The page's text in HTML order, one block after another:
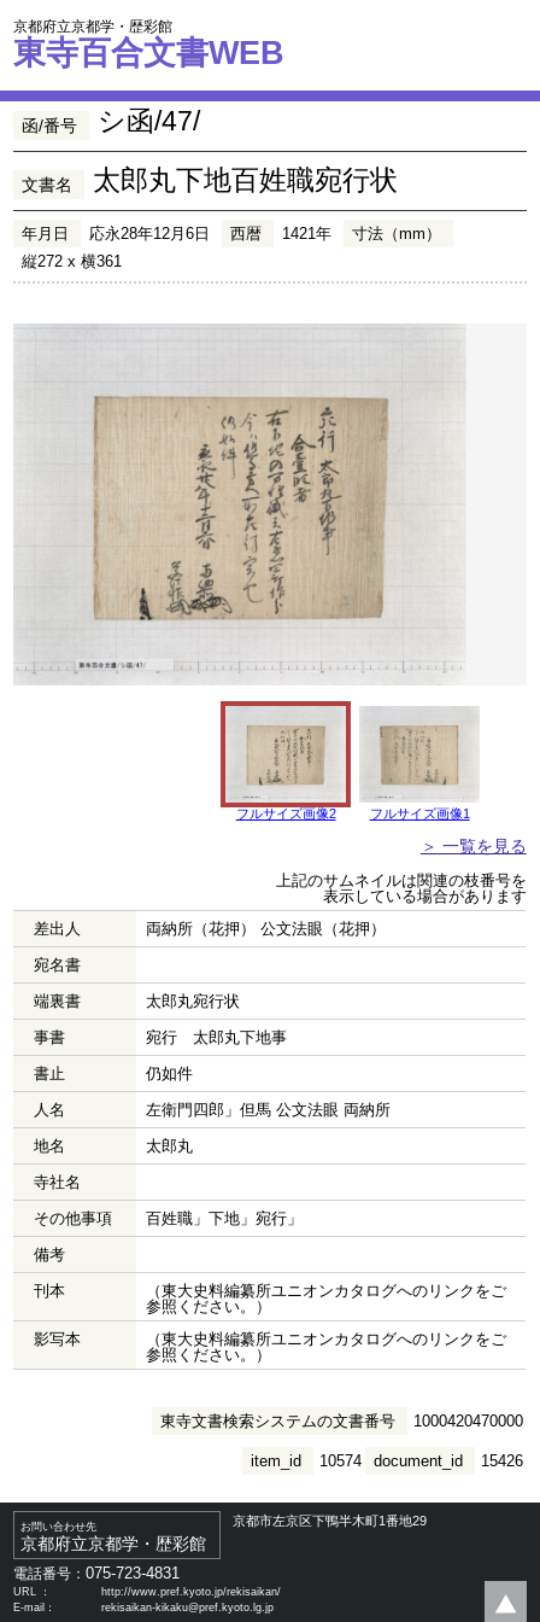
京都府立京都学・歴彩館
東寺百合文書WEB
函/番号 シ函/47/
文書名 太郎丸下地百姓職宛行状
年月日 応永28年12月6日 西暦 1421年
寸法（mm）
縦272 x 横361
フルサイズ画像2 フルサイズ画像1
＞ 一覧を見る
上記のサムネイルは関連の枝番号を
表示している場合があります
差出人
両納所（花押） 公文法眼（花押）
宛名書
端裏書
太郎丸宛行状
事書
宛行 太郎丸下地事
書止
仍如件
人名
左衛門四郎」但馬 公文法眼 両納所
地名
太郎丸
寺社名
その他事項
百姓職」下地」宛行」
備考
刊本
（東大史料編纂所ユニオンカタログへのリンクをご
参照ください。）
影写本
（東大史料編纂所ユニオンカタログへのリンクをご
参照ください。）
東寺文書検索システムの文書番号 1000420470000
document_id 15426
item_id 10574
お問い合わせ先
京都府立京都学・歴彩館
京都市左京区下鴨半木町1番地29
電話番号：075-723-4831
URL ：
http://www.pref.kyoto.jp/rekisaikan/
E-mail：
rekisaikan-kikaku@pref.kyoto.lg.jp